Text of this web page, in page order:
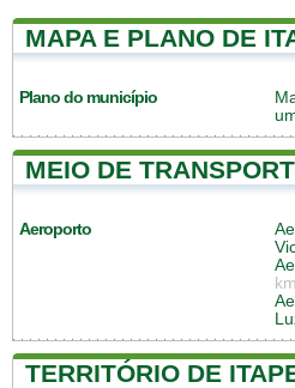
MAPA E PLANO DE
Plano do município
MEIO DE
Aeroporto
km
TERRITÓRIO DE